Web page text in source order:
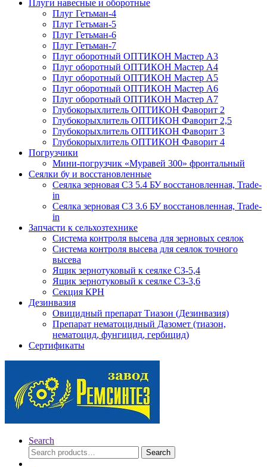
Плуги навесные и оборотные
Плуг Гетьман-4
Плуг Гетьман-5
Плуг Гетьман-6
Плуг Гетьман-7
Плуг оборотный ОПТИКОН Мастер А3
Плуг оборотный ОПТИКОН Мастер А4
Плуг оборотный ОПТИКОН Мастер А5
Плуг оборотный ОПТИКОН Мастер А6
Плуг оборотный ОПТИКОН Мастер А7
Глубокорыхлитель ОПТИКОН Фаворит 2
Глубокорыхлитель ОПТИКОН Фаворит 2,5
Глубокорыхлитель ОПТИКОН Фаворит 3
Глубокорыхлитель ОПТИКОН Фаворит 4
Погрузчики
Мини-погрузчик «Муравей 300» фронтальный
Сеялки бу и восстановленные
Сеялка зерновая СЗ 5.4 БУ восстановленная, Trade-
in
Сеялка зерновая СЗ 3.6 БУ восстановленная, Trade-
in
Запчасти к сельхозтехнике
Система контроля высева для зерновых сеялок
Система контроля высева для сеялок точного
высева
Ящик зернотуковый к сеялке СЗ-5,4
Ящик зернотуковый к сеялке СЗ-3,6
Секция КРН
Дезинвазия
Овицидный препарат Тиазон (Дезинвазия)
Препарат нематоцидный Дазомет (тиазон,
нематоцид, фунгицид, гербицид)
Сертификаты
Search
Search
for:
Search